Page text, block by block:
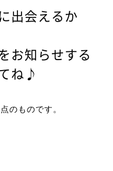
出会えるか
お知らせする
ね♪
のものです。